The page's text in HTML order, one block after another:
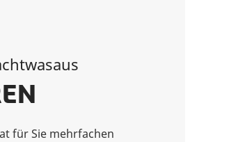
für Sie mehrfachen